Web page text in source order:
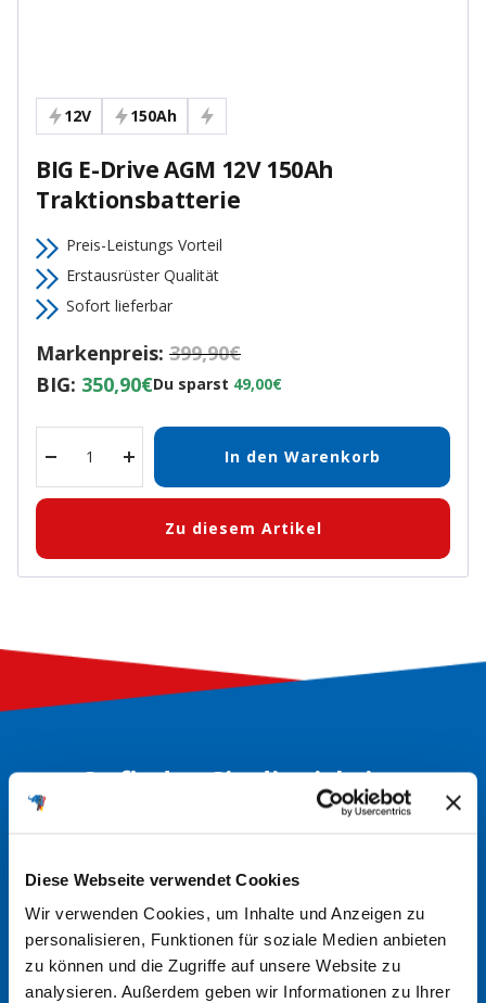
Diese Webseite verwendet Cookies
Wir verwenden Cookies, um Inhalte und Anzeigen zu
personalisieren, Funktionen für soziale Medien anbieten
zu können und die Zugriffe auf unsere Website zu
analysieren. Außerdem geben wir Informationen zu Ihrer
12V 150Ah
BIG E-Drive AGM 12V 150Ah
Traktionsbatterie
Preis-Leistungs Vorteil
Erstausrüster Qualität
Sofort lieferbar
Markenpreis: 399,90€
BIG: 350,90€Du sparst 49,00€
Menge
verringern
Menge
erhöhen
In den Warenkorb
Zu diesem Artikel
So finden Sie die richtige
Alte Batterie überprüfen
Schauen Sie auf das Typenschild Ihrer bisherigen Batterie.
Dort finden Sie wichtige Angaben wie Spannung (z. B.
12 V), Kapazität (z. B. 100 Ah) und Maße. Diese Werte